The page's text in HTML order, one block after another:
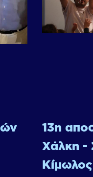
13η
Χάλκη -
Κίμωλος